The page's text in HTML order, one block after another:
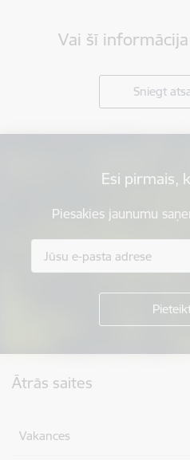
Vai šī
Sniegt
Esi pirmais,
Piesakies jaunumu
Ātrās saites
Vakances